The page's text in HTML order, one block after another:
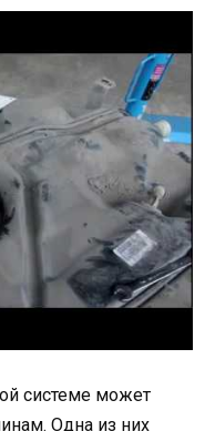
системе может
Одна из них